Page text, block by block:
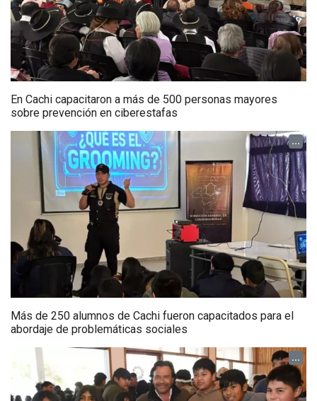
En Cachi capacitaron a más de 500 personas mayores
sobre prevención en ciberestafas
...
Más de 250 alumnos de Cachi fueron capacitados para el
abordaje de problemáticas sociales
...